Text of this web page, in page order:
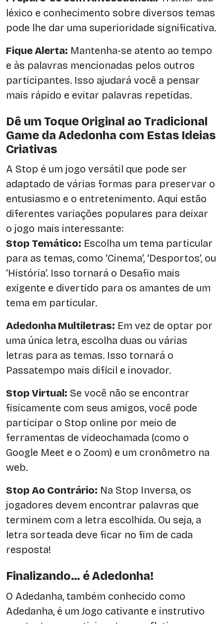
léxico e conhecimento sobre diversos temas
pode lhe dar uma superioridade significativa.
Fique Alerta: Mantenha-se atento ao tempo
e às palavras mencionadas pelos outros
participantes. Isso ajudará você a pensar
mais rápido e evitar palavras repetidas.
Dê um Toque Original ao Tradicional
Game da Adedonha com Estas Ideias
Criativas
A Stop é um jogo versátil que pode ser
adaptado de várias formas para preservar o
entusiasmo e o entretenimento. Aqui estão
diferentes variações populares para deixar
o jogo mais interessante:
Stop Temático: Escolha um tema particular
para as temas, como ‘Cinema’, ‘Desportos’, ou
‘História’. Isso tornará o Desafio mais
exigente e divertido para os amantes de um
tema em particular.
Adedonha Multiletras: Em vez de optar por
uma única letra, escolha duas ou várias
letras para as temas. Isso tornará o
Passatempo mais difícil e inovador.
Stop Virtual: Se você não se encontrar
fisicamente com seus amigos, você pode
participar o Stop online por meio de
ferramentas de videochamada (como o
Google Meet e o Zoom) e um cronômetro na
web.
Stop Ao Contrário: Na Stop Inversa, os
jogadores devem encontrar palavras que
terminem com a letra escolhida. Ou seja, a
letra sorteada deve ficar no fim de cada
resposta!
Finalizando… é Adedonha!
O Adedanha, também conhecido como
Adedanha, é um Jogo cativante e instrutivo